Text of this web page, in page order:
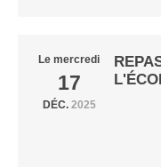
Le mercredi
17
DÉC. 2025